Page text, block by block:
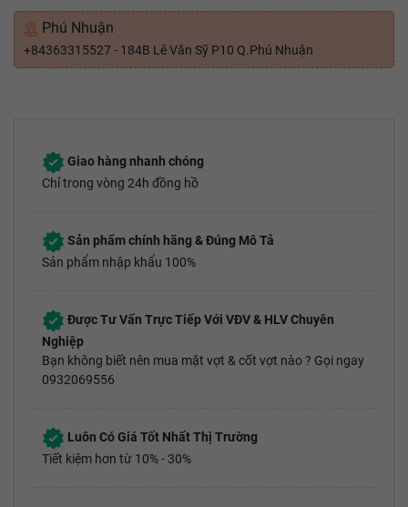
Phú Nhuận
+84363315527 - 184B Lê Văn Sỹ P10 Q.Phú Nhuận
Giao hàng nhanh chóng
Chỉ trong vòng 24h đồng hồ
Sản phẩm chính hãng & Đúng Mô Tả
Sản phẩm nhập khẩu 100%
Được Tư Vấn Trực Tiếp Với VĐV & HLV Chuyên
Nghiệp
Bạn không biết nên mua mặt vợt & cốt vợt nào ? Gọi ngay
0932069556
Luôn Có Giá Tốt Nhất Thị Trường
Tiết kiệm hơn từ 10% - 30%